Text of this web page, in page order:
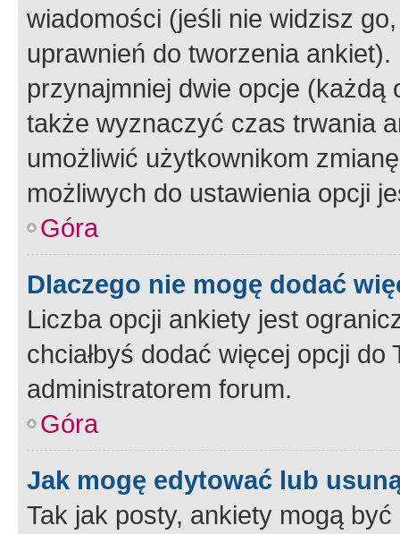
wiadomości (jeśli nie widzisz
uprawnień do tworzenia
przynajmniej dwie opcje
także wyznaczyć czas trwania
umożliwić użytkownikom
możliwych do ustawienia opcji
Góra
Dlaczego nie mogę dodać
Liczba opcji ankiety jest
chciałbyś dodać więcej opcji
administratorem forum.
Góra
Jak mogę edytować lub
Tak jak posty, ankiety mogą